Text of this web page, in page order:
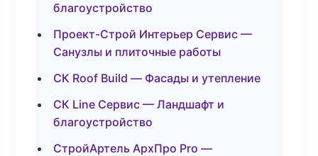
благоустройство
Проект-Строй Интерьер Сервис —
Санузлы и плиточные работы
СК Roof Build — Фасады и утепление
СК Line Сервис — Ландшафт и
благоустройство
СтройАртель АрхПро Pro —